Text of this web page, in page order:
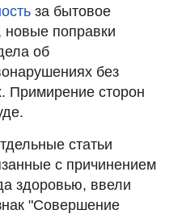
за бытовое
новые поправки
об
без
Примирение сторон
статьи
с причинением
здоровью, ввели
"Совершение